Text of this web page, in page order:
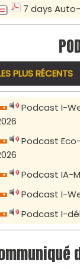
7 days
PLUS RÉCENTS
Podcast I-
Podcast
Podcast IA-
Podcast I-
Podcast I-